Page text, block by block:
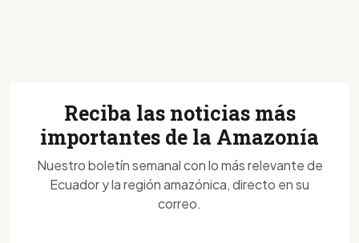
Reciba las noticias más
importantes de la Amazonía
Nuestro boletín semanal con lo más relevante de
Ecuador y la región amazónica, directo en su
correo.